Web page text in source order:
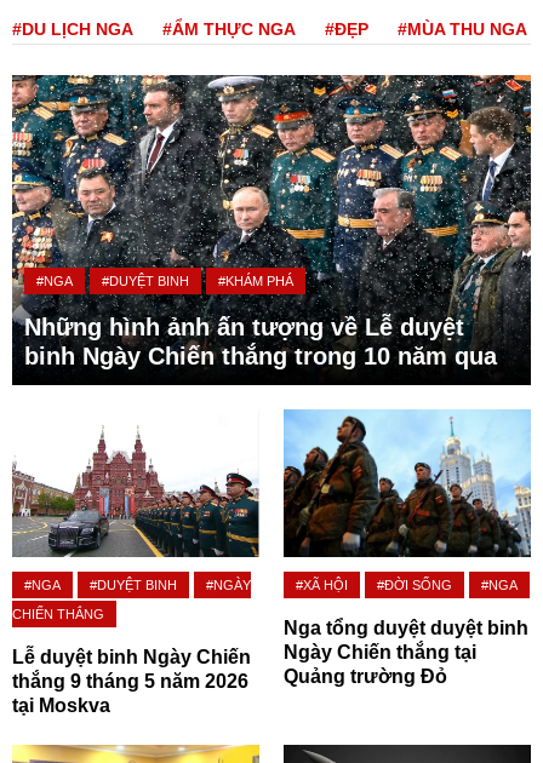
#DU LỊCH NGA #ẨM THỰC NGA #ĐẸP #MÙA THU NGA
#NGA #DUYỆT BINH #KHÁM PHÁ
Những hình ảnh ấn tượng về Lễ duyệt
binh Ngày Chiến thắng trong 10 năm qua
#NGA #DUYỆT BINH
#NGÀY
CHIẾN THẮNG
Lễ duyệt binh Ngày Chiến
thắng 9 tháng 5 năm 2026
tại Moskva
#XÃ HỘI #ĐỜI SỐNG #NGA
Nga tổng duyệt duyệt binh
Ngày Chiến thắng tại
Quảng trường Đỏ